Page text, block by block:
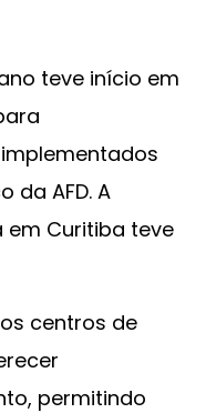
teve início em
da AFD. A
Curitiba teve
centros de
permitindo